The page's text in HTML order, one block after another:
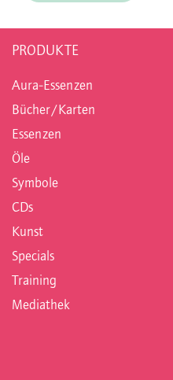
PRODUKTE
Aura-Essenzen
Bücher/Karten
Essenzen
Öle
Symbole
CDs
Kunst
Specials
Training
Mediathek